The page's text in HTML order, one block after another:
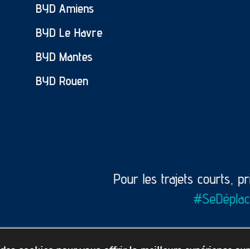
BYD Amiens
BYD Le Havre
BYD Mantes
BYD Rouen
Pour les trajets courts,